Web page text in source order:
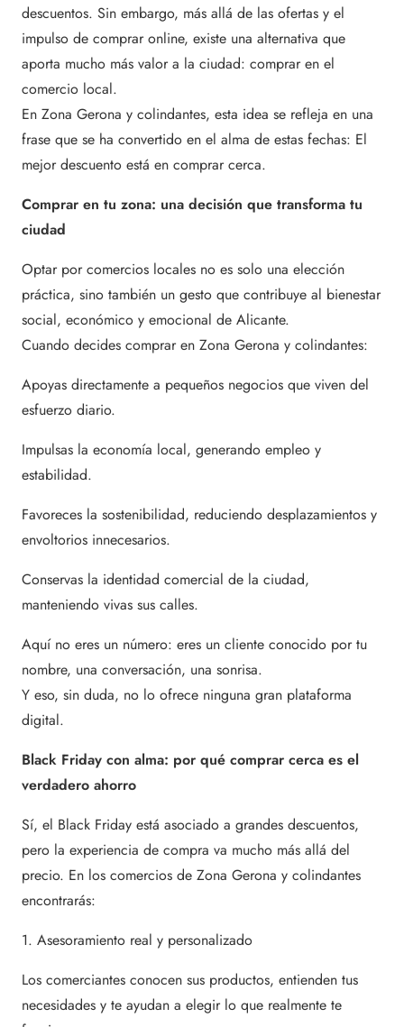
descuentos. Sin embargo, más allá de las ofertas y el
impulso de comprar online, existe una alternativa que
aporta mucho más valor a la ciudad: comprar en el
comercio local.
En Zona Gerona y colindantes, esta idea se refleja en una
frase que se ha convertido en el alma de estas fechas: El
mejor descuento está en comprar cerca.
Comprar en tu zona: una decisión que transforma tu
ciudad
Optar por comercios locales no es solo una elección
práctica, sino también un gesto que contribuye al bienestar
social, económico y emocional de Alicante.
Cuando decides comprar en Zona Gerona y colindantes:
Apoyas directamente a pequeños negocios que viven del
esfuerzo diario.
Impulsas la economía local, generando empleo y
estabilidad.
Favoreces la sostenibilidad, reduciendo desplazamientos y
envoltorios innecesarios.
Conservas la identidad comercial de la ciudad,
manteniendo vivas sus calles.
Aquí no eres un número: eres un cliente conocido por tu
nombre, una conversación, una sonrisa.
Y eso, sin duda, no lo ofrece ninguna gran plataforma
digital.
Black Friday con alma: por qué comprar cerca es el
verdadero ahorro
Sí, el Black Friday está asociado a grandes descuentos,
pero la experiencia de compra va mucho más allá del
precio. En los comercios de Zona Gerona y colindantes
encontrarás:
1. Asesoramiento real y personalizado
Los comerciantes conocen sus productos, entienden tus
necesidades y te ayudan a elegir lo que realmente te